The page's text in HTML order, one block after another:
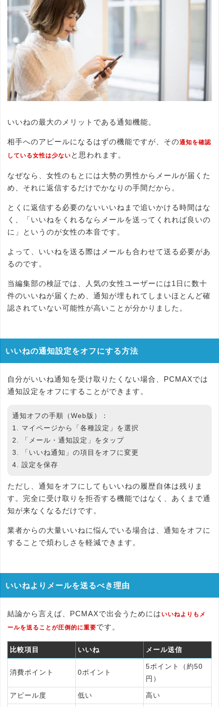
いいねの最大のメリットである通知機能。
相手へのアピールになるはずの機能ですが、その通知を確認
している女性は少ない と思われます。
なぜなら、女性のもとには大勢の男性からメールが届くた
め、それに返信するだけでかなりの手間だから。
とくに返信する必要のないいいねまで追いかける時間はな
く、「いいねをくれるならメールを送ってくれれば良いの
に」というのが女性の本音です。
よって、いいねを送る際はメールも合わせて送る必要があ
るのです。
当編集部の検証では、人気の女性ユーザーには1日に数十
件のいいねが届くため、通知が埋もれてしまいほとんど確
認されていない可能性が高いことが分かりました。
いいねの通知設定をオフにする方法
自分がいいね通知を受け取りたくない場合、PCMAXでは
通知設定をオフにすることができます。
通知オフの手順（Web版）：
1. マイページから「各種設定」を選択
2. 「メール・通知設定」をタップ
3. 「いいね通知」の項目をオフに変更
4. 設定を保存
ただし、通知をオフにしてもいいねの履歴自体は残りま
す。完全に受け取りを拒否する機能ではなく、あくまで通
知が来なくなるだけです。
業者からの大量いいねに悩んでいる場合は、通知をオフに
することで煩わしさを軽減できます。
いいねよりメールを送るべき理由
結論から言えば、PCMAXで出会うためには いいねよりもメ
ールを送ることが圧倒的に重要です。
比較項目 いいね メール送信
消費ポイント 0ポイント
5ポイント（約50
円）
アピール度 低い 高い